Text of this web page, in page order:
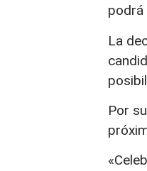
podrá
La
Por